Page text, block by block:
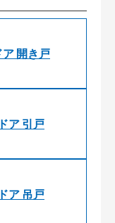
開き戸
ア 引戸
ア 吊戸